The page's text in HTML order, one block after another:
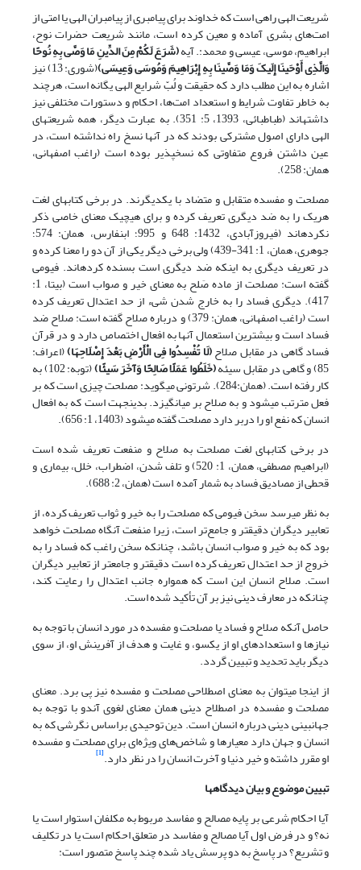
شریعت الهی راهی است که خداوند برای پیامبری از پیامبران الهی یا امتی از
امت‌های بشری آماده و معین کرده است، مانند شریعت حضرات نوح،
ابراهیم، موسی، عیسی و محمد:. آیه(شَرَعَ لَکُمْ مِنَ الدِّینِ مَا وَصَّى بِهِ نُوحًا
وَالَّذِی أَوْحَینَا إِلَیکَ وَمَا وَصَّینَا بِهِ إِبْرَاهِیمَ وَمُوسَى وَعِیسَى) (شوری: 13) نیز
اشاره به این مطلب دارد که حقیقت و لُبّ شرایع الهی یگانه است، هرچند
به خاطر تفاوت شرایط و استعداد امت‌ها، احکام و دستورات مختلفی نیز
داشته‎اند (طباطبائی، 1393، 5: 351). به عبارت دیگر، همه شریعت‎های
الهی دارای اصول مشترکی بودند که در آنها نسخ راه نداشته است، در
عین داشتن فروع متفاوتی که نسخ‏پذیر بوده است (راغب اصفهانی،
همان: 258).
مصلحت و مفسده متقابل و متضاد با یکدیگرند. در برخی کتاب‎های لغت
هریک را به ضد دیگری تعریف کرده و برای هیچ‎یک معنای خاصی ذکر
نکرده‎اند (فیروزآبادی، 1432: 648 و 995؛ ابن‏فارس، همان: 574؛
جوهری، همان، 1: 341-439) ولی برخی دیگر یکی از آن دو را معنا کرده و
در تعریف دیگری به این‎که ضد دیگری است بسنده کرده‎اند. فیومی
گفته است: مصلحت از ماده صَلح به معنای خیر و صواب است (بی‏تا، 1:
417). دیگری فساد را به خارج شدن شیء از حد اعتدال تعریف کرده
است (راغب اصفهانی، همان: 379) و درباره صلاح گفته است: صلاح ضد
فساد است و بیش‎ترین استعمال آن‎ها به افعال اختصاص دارد و در قرآن
فساد گاهی در مقابل صلاح(لَا تُفْسِدُوا فِی الْأَرْضِ بَعْدَ إِصْلَاحِهَا)(اعراف:
85) و گاهی در مقابل سیئه (خَلَطُوا عَمَلًا صَالِحًا وَآخَرَ سَیئًا) (توبه: 102) به
کار رفته است. (همان:284). شرتونی می‏گوید: مصلحت چیزی است که بر
فعل مترتب می‎شود و به صلاح بر می‎انگیزد. بدین‎جهت است که به افعال
انسان‎ که نفع او را دربر دارد مصلحت گفته می‎شود (1403، 1: 656).
در برخی کتاب‏های لغت مصلحت به صلاح و منفعت تعریف شده است
(ابراهیم مصطفی، همان، 1: 520) و تلف شدن، اضطراب، خلل، بیماری و
قحطی از مصادیق فساد به شمار آمده است (همان، 2: 688).
به نظر می‎رسد سخن فیومی که مصلحت را به خیر و ثواب تعریف کرده، از
تعابیر دیگران دقیق‎تر و جامع‌تر است، زیرا منفعت آن‏گاه مصلحت خواهد
بود که به خیر و صواب انسان باشد، چنان‎که سخن راغب که فساد را به
خروج از حد اعتدال تعریف کرده است دقیق‎تر و جامع‎تر از تعابیر دیگران
است. صلاح انسان این‎ است که همواره جانب اعتدال را رعایت کند،
چنانکه در معارف دینی نیز بر آن تأکید شده است.
حاصل آن‎که صلاح و فساد یا مصلحت و مفسده در مورد انسان با توجه به
نیازها و استعداد‌های او از یک‎سو، و غایت و هدف از آفرینش او، از سوی
دیگر باید تحدید و تبیین گردد.
از این‎جا می‎توان به معنای اصطلاحی مصلحت و مفسده نیز پی برد. معنای
مصلحت و مفسده در اصطلاح دینی همان معنای لغوی آن‏دو با توجه به
جهان‏بینی دینی درباره انسان است. دین توحیدی براساس نگرشی که به
انسان و جهان دارد معیارها و شاخص‌های ویژه‌ای برای مصلحت و مفسده
او مقرر داشته و خیر دنیا و آخرت انسان ‌را در نظر دارد.[1]
تبیین موضوع و بیان دیدگاه‏ها
آیا احکام شرعی بر پایه مصالح و مفاسد مربوط به مکلفان استوار است یا
نه؟ و در فرض اول آیا مصالح و مفاسد در متعلق احکام است یا در تکلیف
و تشریع؟ در پاسخ به دو پرسش یاد شده چند پاسخ متصور است: